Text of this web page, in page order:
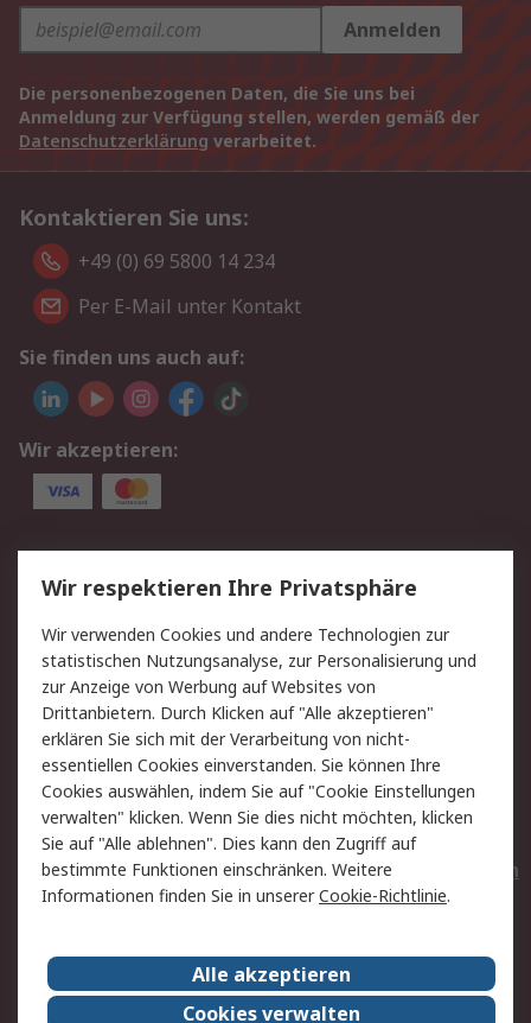
Anmelden
Die personenbezogenen Daten, die Sie uns bei
Anmeldung zur Verfügung stellen, werden gemäß der
Datenschutzerklärung verarbeitet.
Kontaktieren Sie uns:
+49 (0) 69 5800 14 234
Per E-Mail unter Kontakt
Sie finden uns auch auf:
Wir akzeptieren:
Service
Value Added Services
Lieferlösungen
Rücksendungen
Kontakt
Hilfe
Privatkunden
Rechtliches
AGB
Datenschutz
Cookie-Richtlinie
Zahlungsbedingungen
Copyright/Impressum
Entsorgung
Elektrogeräte/Batterien
RS weltweit
Karriere bei RS
Nachhaltigkeit
Wir respektieren Ihre Privatsphäre
Wir verwenden Cookies und andere Technologien zur
statistischen Nutzungsanalyse, zur Personalisierung und
zur Anzeige von Werbung auf Websites von
Drittanbietern. Durch Klicken auf "Alle akzeptieren"
erklären Sie sich mit der Verarbeitung von nicht-
essentiellen Cookies einverstanden. Sie können Ihre
Cookies auswählen, indem Sie auf "Cookie Einstellungen
verwalten" klicken. Wenn Sie dies nicht möchten, klicken
Sie auf "Alle ablehnen". Dies kann den Zugriff auf
bestimmte Funktionen einschränken. Weitere
Informationen finden Sie in unsererCookie-Richtlinie.
Alle akzeptieren
Cookies verwalten